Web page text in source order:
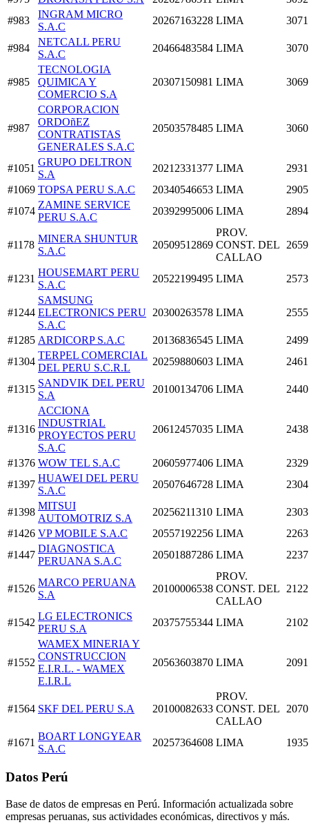
#983
INGRAM MICRO
S.A.C
20267163228 LIMA
#984
NETCALL PERU
S.A.C
20466483584 LIMA
#985
TECNOLOGIA
QUIMICA Y
COMERCIO S.A
20307150981 LIMA
#987
CORPORACION
ORDOñEZ
CONTRATISTAS
GENERALES S.A.C
20503578485 LIMA
#1051
GRUPO DELTRON
S.A
20212331377 LIMA
#1069 TOPSA PERU S.A.C 20340546653 LIMA
#1074
ZAMINE SERVICE
PERU S.A.C
20392995006 LIMA
#1178
MINERA SHUNTUR
S.A.C
20509512869
PROV.
CONST. DEL
CALLAO
#1231
HOUSEMART PERU
S.A.C
20522199495 LIMA
#1244
SAMSUNG
ELECTRONICS PERU
S.A.C
20300263578 LIMA
#1285 ARDICORP S.A.C 20136836545 LIMA
#1304
TERPEL COMERCIAL
DEL PERU S.C.R.L
20259880603 LIMA
#1315
SANDVIK DEL PERU
S.A
20100134706 LIMA
#1316
ACCIONA
INDUSTRIAL
PROYECTOS PERU
S.A.C
20612457035 LIMA
#1376 WOW TEL S.A.C 20605977406 LIMA
#1397
HUAWEI DEL PERU
S.A.C
20507646728 LIMA
#1398
MITSUI
AUTOMOTRIZ S.A
20256211310 LIMA
#1426 VP MOBILE S.A.C 20557192256 LIMA
#1447
DIAGNOSTICA
PERUANA S.A.C
20501887286 LIMA
#1526
MARCO PERUANA
S.A
20100006538
PROV.
CONST. DEL
CALLAO
#1542
LG ELECTRONICS
PERU S.A
20375755344 LIMA
#1552
WAMEX MINERIA Y
CONSTRUCCION
E.I.R.L. - WAMEX
E.I.R.L
20563603870 LIMA
#1564 SKF DEL PERU S.A 20100082633
PROV.
CONST. DEL
CALLAO
#1671
BOART LONGYEAR
S.A.C
20257364608 LIMA
Datos Perú
Base de datos de empresas en Perú. Información actualizada sobre
empresas peruanas, sus actividades económicas, directivos y más.